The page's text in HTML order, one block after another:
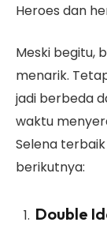
Heroes dan
Meski begitu,
menarik.
jadi berbeda
waktu
Selena
berikutnya:
Double